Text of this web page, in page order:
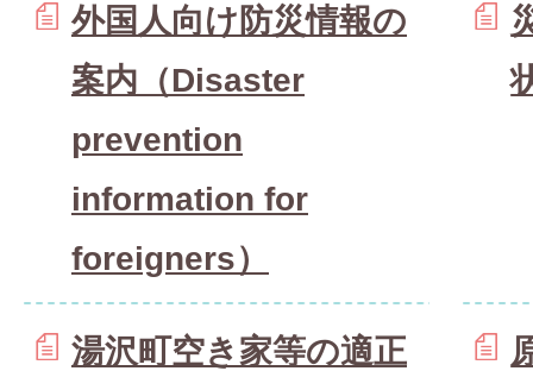
外国人向け防災情報の
案内（Disaster
prevention
information for
foreigners）
湯沢町空き家等の適正